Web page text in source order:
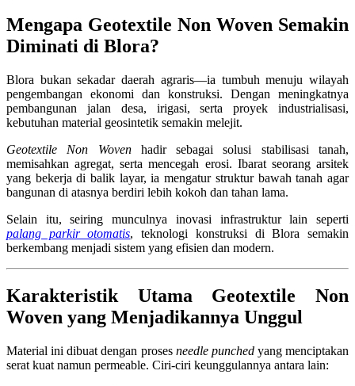
Mengapa Geotextile Non Woven Semakin
Diminati di Blora?
Blora bukan sekadar daerah agraris—ia tumbuh menuju wilayah
pengembangan ekonomi dan konstruksi. Dengan meningkatnya
pembangunan jalan desa, irigasi, serta proyek industrialisasi,
kebutuhan material geosintetik semakin melejit.
Geotextile Non Wovenhadir sebagai solusi stabilisasi tanah,
memisahkan agregat, serta mencegah erosi. Ibarat seorang arsitek
yang bekerja di balik layar, ia mengatur struktur bawah tanah agar
bangunan di atasnya berdiri lebih kokoh dan tahan lama.
Selain itu, seiring munculnya inovasi infrastruktur lain seperti
palang parkir otomatis, teknologi konstruksi di Blora semakin
berkembang menjadi sistem yang efisien dan modern.
Karakteristik Utama Geotextile Non
Woven yang Menjadikannya Unggul
Material ini dibuat dengan proses needle punchedyang menciptakan
serat kuat namun permeable. Ciri-ciri keunggulannya antara lain: